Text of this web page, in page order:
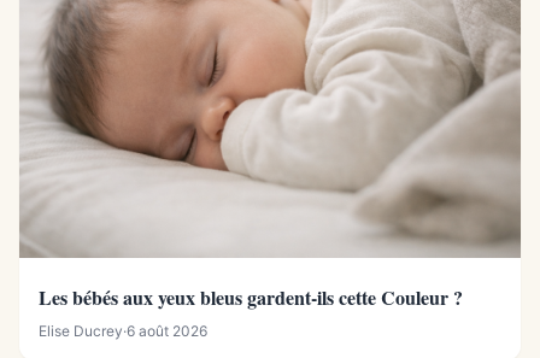
Les bébés aux yeux bleus gardent-ils cette Couleur ?
Elise Ducrey·6 août 2026